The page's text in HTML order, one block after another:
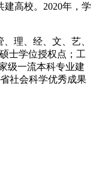
高校。2020年，学
理、经、文、艺、
士学位授权点；工
级一流本科专业建
社会科学优秀成果